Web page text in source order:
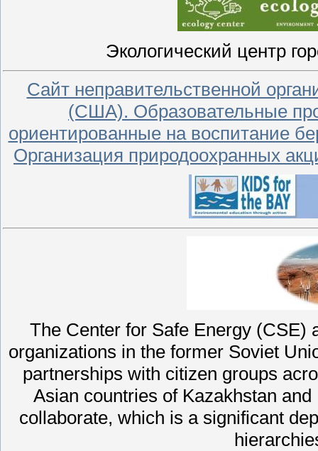
Экологический центр
Сайт неправительственной
(США). Образовательные
ориентированные на воспитание
Организация природоохранных
The Center for Safe Energy (CSE)
organizations in the former Soviet
partnerships with citizen groups
Asian countries of Kazakhstan
collaborate, which is a significant